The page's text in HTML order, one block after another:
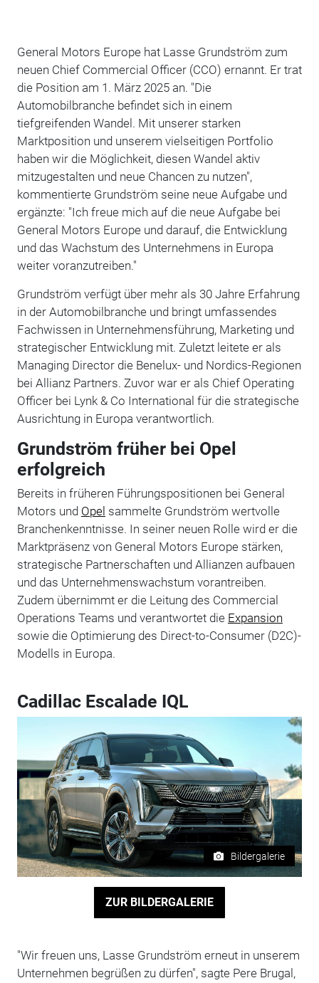
General Motors Europe hat Lasse Grundström zum
neuen Chief Commercial Officer (CCO) ernannt. Er trat
die Position am 1. März 2025 an. "Die
Automobilbranche befindet sich in einem
tiefgreifenden Wandel. Mit unserer starken
Marktposition und unserem vielseitigen Portfolio
haben wir die Möglichkeit, diesen Wandel aktiv
mitzugestalten und neue Chancen zu nutzen",
kommentierte Grundström seine neue Aufgabe und
ergänzte: "Ich freue mich auf die neue Aufgabe bei
General Motors Europe und darauf, die Entwicklung
und das Wachstum des Unternehmens in Europa
weiter voranzutreiben."
Grundström verfügt über mehr als 30 Jahre Erfahrung
in der Automobilbranche und bringt umfassendes
Fachwissen in Unternehmensführung, Marketing und
strategischer Entwicklung mit. Zuletzt leitete er als
Managing Director die Benelux- und Nordics-Regionen
bei Allianz Partners. Zuvor war er als Chief Operating
Officer bei Lynk & Co International für die strategische
Ausrichtung in Europa verantwortlich.
Grundström früher bei Opel
erfolgreich
Bereits in früheren Führungspositionen bei General
Motors und Opel sammelte Grundström wertvolle
Branchenkenntnisse. In seiner neuen Rolle wird er die
Marktpräsenz von General Motors Europe stärken,
strategische Partnerschaften und Allianzen aufbauen
und das Unternehmenswachstum vorantreiben.
Zudem übernimmt er die Leitung des Commercial
Operations Teams und verantwortet die Expansion
sowie die Optimierung des Direct-to-Consumer (D2C)-
Modells in Europa.
Cadillac Escalade IQL
Bildergalerie
ZUR BILDERGALERIE
"Wir freuen uns, Lasse Grundström erneut in unserem
Unternehmen begrüßen zu dürfen", sagte Pere Brugal,